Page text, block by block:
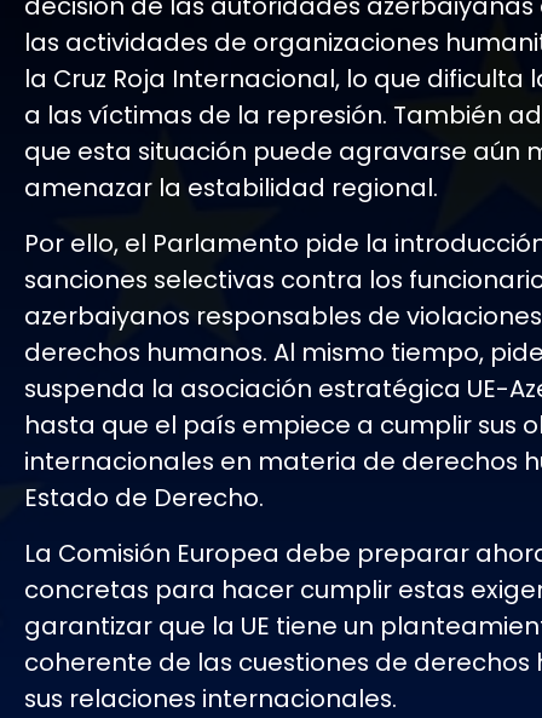
las actividades de organizaciones
la Cruz Roja Internacional, lo que dificulta
a las víctimas de la represión. También
que esta situación puede agravarse aún
amenazar la estabilidad regional.
Por ello, el Parlamento pide la
sanciones selectivas contra los
azerbaiyanos responsables de
derechos humanos. Al mismo tiempo,
suspenda la asociación estratégica UE-
hasta que el país empiece a cumplir sus
internacionales en materia de derechos
Estado de Derecho.
La Comisión Europea debe preparar
concretas para hacer cumplir estas
garantizar que la UE tiene un
coherente de las cuestiones de derechos
sus relaciones internacionales.